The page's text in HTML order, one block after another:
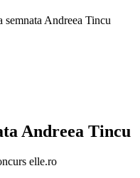
semnata Andreea Tincu
Andreea Tincu
elle.ro